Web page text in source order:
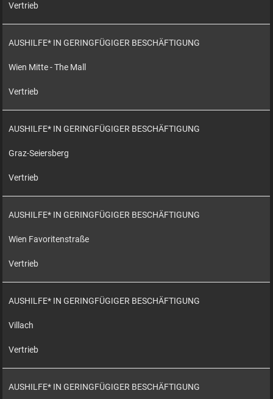
Vertrieb
AUSHILFE* IN GERINGFÜGIGER BESCHÄFTIGUNG
Wien Mitte - The Mall
Vertrieb
AUSHILFE* IN GERINGFÜGIGER BESCHÄFTIGUNG
Graz-Seiersberg
Vertrieb
AUSHILFE* IN GERINGFÜGIGER BESCHÄFTIGUNG
Wien Favoritenstraße
Vertrieb
AUSHILFE* IN GERINGFÜGIGER BESCHÄFTIGUNG
Villach
Vertrieb
AUSHILFE* IN GERINGFÜGIGER BESCHÄFTIGUNG